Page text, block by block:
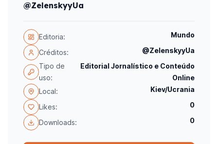
@ZelenskyyUa
Editoria: Mundo
Créditos:
@ZelenskyyUa
Tipo de
uso:
Editorial Jornalístico e Conteúdo
Online
Local:
Kiev/Ucrania
Likes: 0
Downloads: 0